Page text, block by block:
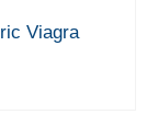
Viagra